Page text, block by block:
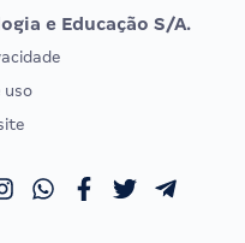
DE ORDEM
OAB
e Educação S/A.
uso